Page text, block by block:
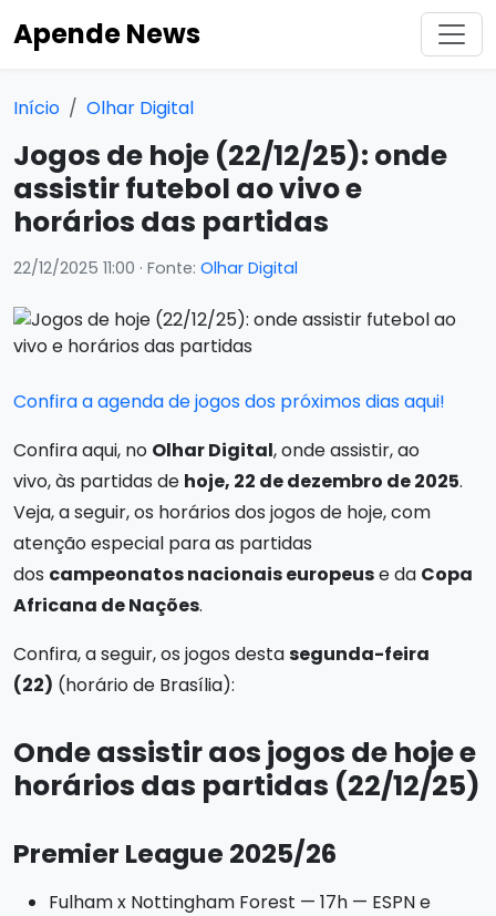
Apende News
Início Olhar Digital
Jogos de hoje (22/12/25): onde
assistir futebol ao vivo e
horários das partidas
22/12/2025 11:00 · Fonte: Olhar Digital
Confira a agenda de jogos dos próximos dias aqui!
Confira aqui, no Olhar Digital, onde assistir, ao
vivo, às partidas de hoje, 22 de dezembro de 2025.
Veja, a seguir, os horários dos jogos de hoje, com
atenção especial para as partidas
dos campeonatos nacionais europeuse da Copa
Africana de Nações.
Confira, a seguir, os jogos destasegunda-feira
(22) (horário de Brasília):
Onde assistir aos jogos de hoje e
horários das partidas (22/12/25)
Premier League 2025/26
Fulham x Nottingham Forest — 17h — ESPN e